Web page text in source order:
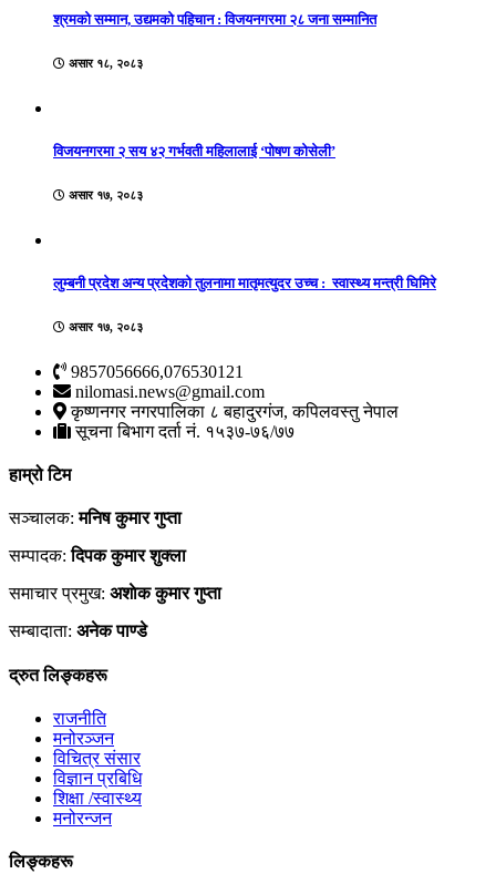
श्रमको सम्मान, उद्यमको पहिचान : विजयनगरमा २८ जना सम्मानित
असार १८, २०८३
विजयनगरमा २ सय ४२ गर्भवती महिलालाई ‘पोषण कोसेली’
असार १७, २०८३
लुम्बनी प्रदेश अन्य प्रदेशको तुलनामा मातृमत्युदर उच्च : स्वास्थ्य मन्त्री घिमिरे
असार १७, २०८३
9857056666,076530121
nilomasi.news@gmail.com
कृष्णनगर नगरपालिका ८ बहादुरगंज, कपिलवस्तु नेपाल
सूचना बिभाग दर्ता नं. १५३७-७६/७७
हाम्रो टिम
सञ्चालक:मनिष कुमार गुप्ता
सम्पादक:दिपक कुमार शुक्ला
समाचार प्रमुख: अशाेक कुमार गुप्ता
सम्बादाता: अनेक पाण्डे
द्रुत लिङ्कहरू
राजनीति
मनोरञ्जन
विचित्र संसार
विज्ञान प्रबिधि
शिक्षा /स्वास्थ्य
मनोरन्जन
लिङ्कहरू